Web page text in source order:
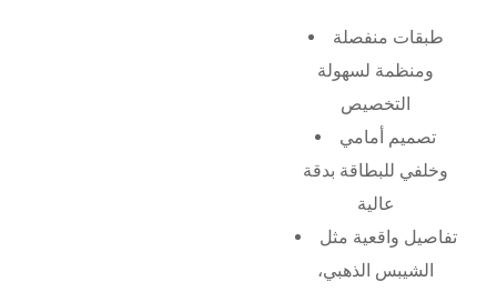
طبقات منفصلة
ومنظمة لسهولة
التخصيص
تصميم أمامي
وخلفي للبطاقة بدقة
عالية
تفاصيل واقعية مثل
الشيبس الذهبي،